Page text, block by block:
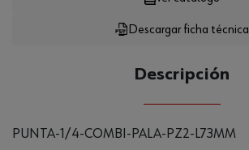
Descargar ficha técnica
Descripción
PUNTA-1/4-COMBI-PALA-PZ2-L73MM